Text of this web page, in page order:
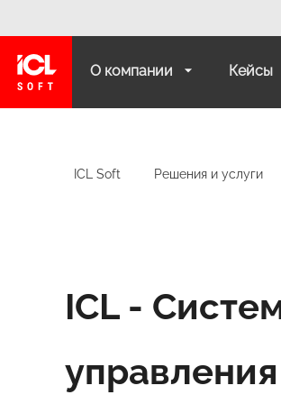
О компании Кейсы
ICL Soft Решения и услуги
ICL -
управления